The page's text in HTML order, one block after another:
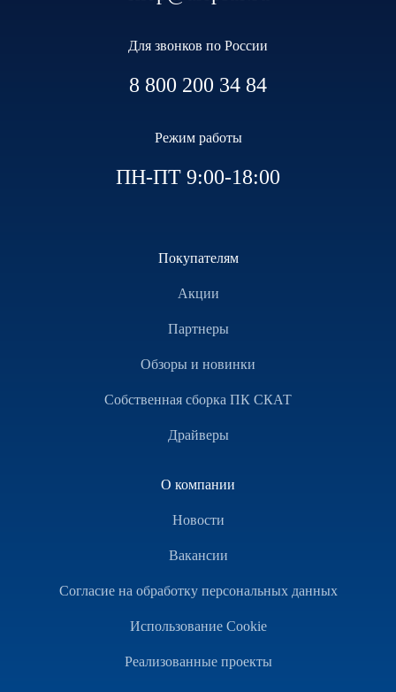
Для звонков по России
8 800 200 34 84
Режим работы
ПН-ПТ 9:00-18:00
Покупателям
Акции
Партнеры
Обзоры и новинки
Собственная сборка ПК СКАТ
Драйверы
О компании
Новости
Вакансии
Согласие на обработку персональных данных
Использование Cookie
Реализованные проекты